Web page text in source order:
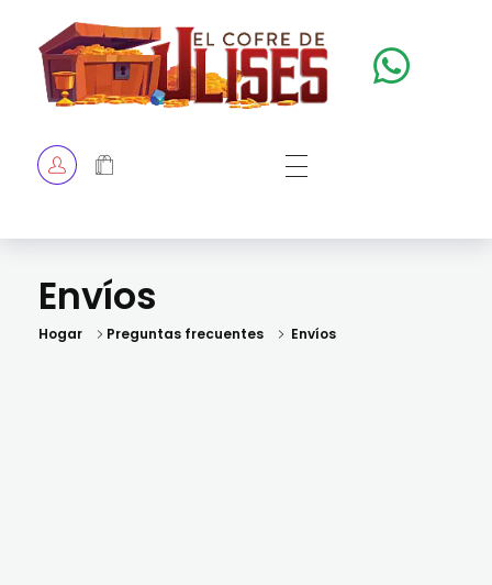
TIENDA
Hogar Preguntas frecuentes Envíos
Envíos